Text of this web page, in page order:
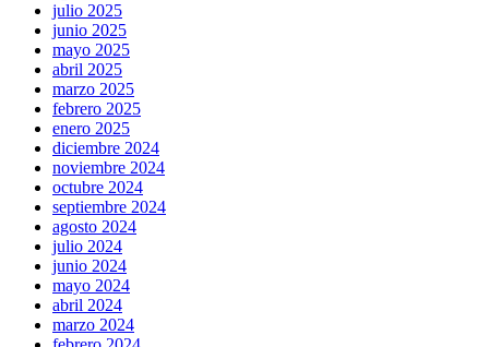
julio 2025
junio 2025
mayo 2025
abril 2025
marzo 2025
febrero 2025
enero 2025
diciembre 2024
noviembre 2024
octubre 2024
septiembre 2024
agosto 2024
julio 2024
junio 2024
mayo 2024
abril 2024
marzo 2024